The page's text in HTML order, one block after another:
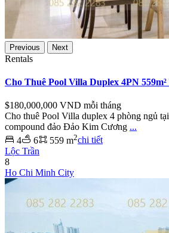
Previous Next
Rentals
Cho Thuê Pool Villa Duplex 4PN
$180,000,000 VND mỗi tháng
Cho thuê Pool Villa duplex 4 phòng ngủ
compound đảo Đảo Kim Cương ...
4
6 559 m2chi tiết
Lộc Trần
8
Ho Chi Minh City